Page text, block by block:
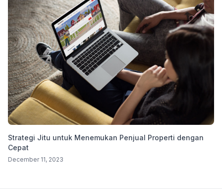
Strategi Jitu untuk Menemukan Penjual Properti dengan
Cepat
December 11, 2023